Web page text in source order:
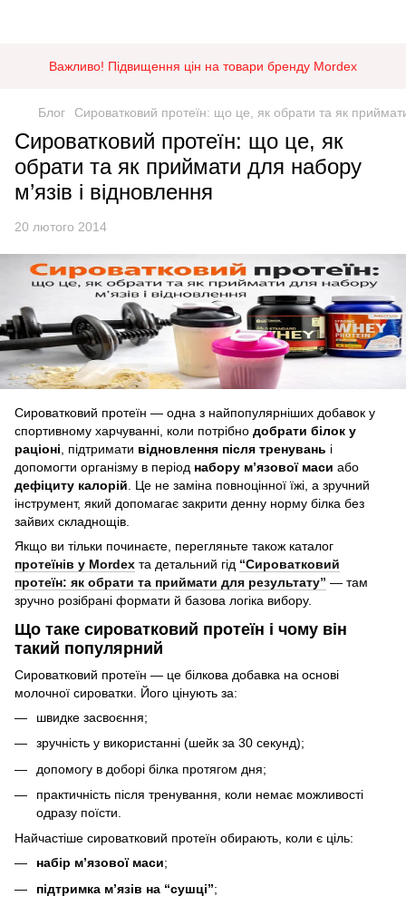
Важливо! Підвищення цін на товари бренду Mordex
Блог Сироватковий протеїн: що це, як обрати та як
Сироватковий протеїн: що це, як
обрати та як приймати для набору
м’язів і відновлення
20 лютого 2014
Сироватковий протеїн — одна з найпопулярніших добавок у
спортивному харчуванні, коли потрібно добрати білок у
раціоні, підтримати відновлення після тренувань і
допомогти організму в період набору м’язової маси або
дефіциту калорій. Це не заміна повноцінної їжі, а зручний
інструмент, який допомагає закрити денну норму білка без
зайвих складнощів.
Якщо ви тільки починаєте, перегляньте також каталог
протеїнів у Mordex та детальний гід “Сироватковий
протеїн: як обрати та приймати для результату” — там
зручно розібрані формати й базова логіка вибору.
Що таке сироватковий протеїн і чому він
такий популярний
Сироватковий протеїн — це білкова добавка на основі
молочної сироватки. Його цінують за:
швидке засвоєння;
зручність у використанні (шейк за 30 секунд);
допомогу в доборі білка протягом дня;
практичність після тренування, коли немає можливості
одразу поїсти.
Найчастіше сироватковий протеїн обирають, коли є ціль:
набір м’язової маси;
підтримка м’язів на “сушці”;